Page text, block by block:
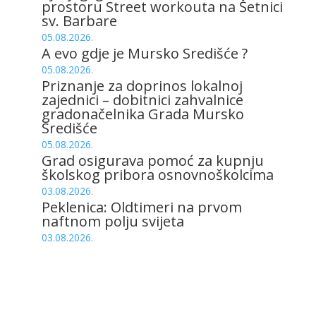
prostoru Street workouta na Šetnici
sv. Barbare
05.08.2026.
A evo gdje je Mursko Središće ?
05.08.2026.
Priznanje za doprinos lokalnoj
zajednici – dobitnici zahvalnice
gradonačelnika Grada Mursko
Središće
05.08.2026.
Grad osigurava pomoć za kupnju
školskog pribora osnovnoškolcima
03.08.2026.
Peklenica: Oldtimeri na prvom
naftnom polju svijeta
03.08.2026.